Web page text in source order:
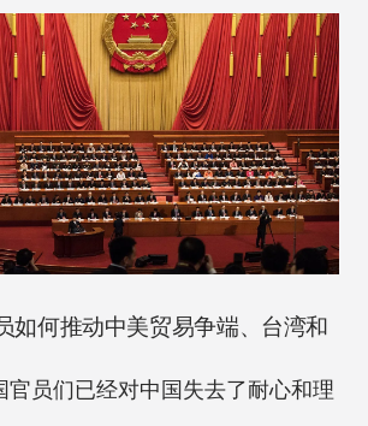
如何推动中美贸易争端、台湾和
官员们已经对中国失去了耐心和理